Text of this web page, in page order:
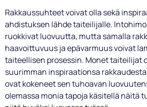
Rakkaussuhteet voivat olla sekä
ahdistuksen lähde taiteilijalle.
ruokkivat luovuutta, mutta samalla
haavoittuvuus ja epävarmuus voivat
taiteellisen prosessin. Monet taiteilijat
suurimman inspiraationsa
ovat kokeneet sen tuhoavan
olemassa monia tapoja käsitellä näitä